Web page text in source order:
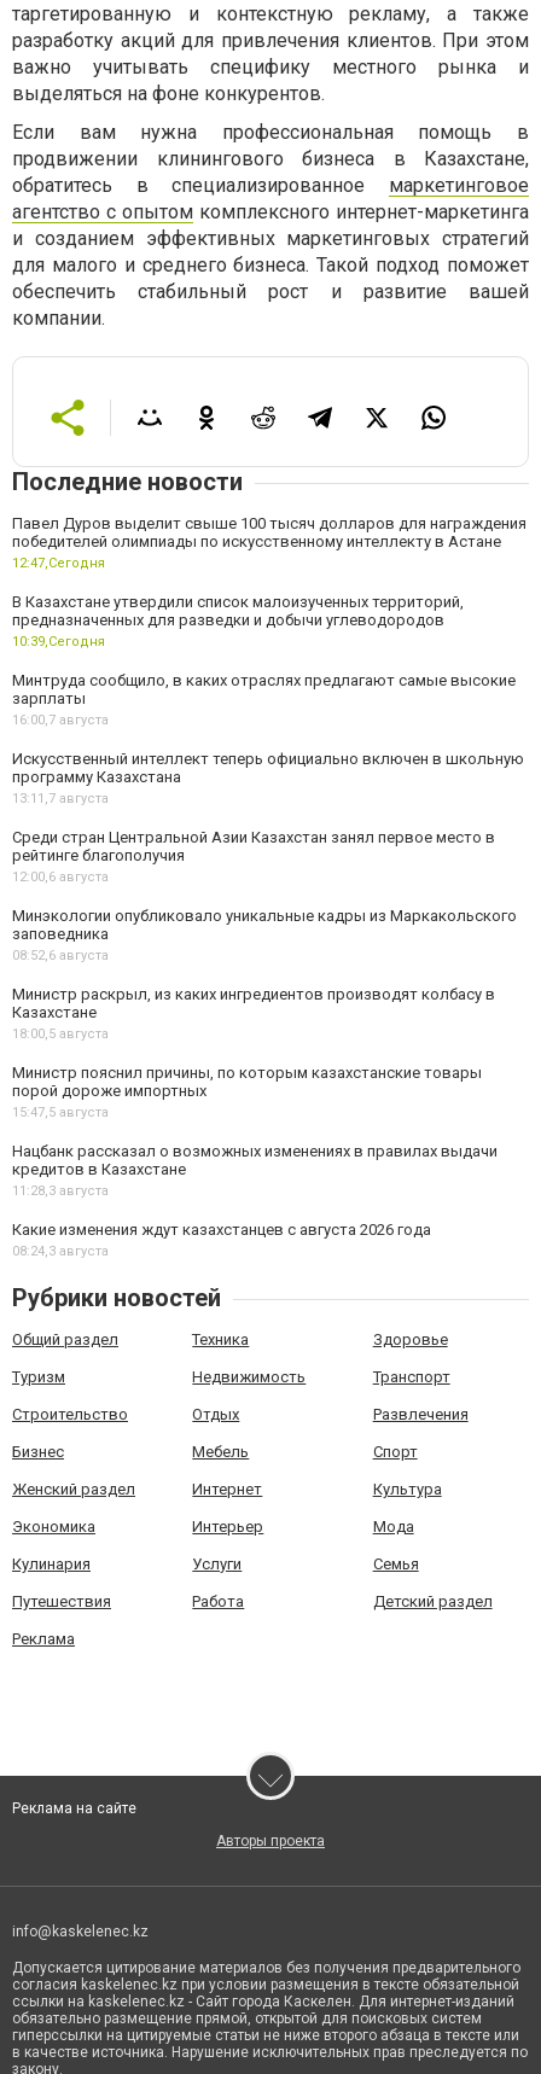
таргетированную и контекстную рекламу, а также
разработку акций для привлечения клиентов. При этом
важно учитывать специфику местного рынка и
выделяться на фоне конкурентов.
Если вам нужна профессиональная помощь в
продвижении клинингового бизнеса в Казахстане,
обратитесь в специализированное маркетинговое
агентство с опытом комплексного интернет-маркетинга
и созданием эффективных маркетинговых стратегий
для малого и среднего бизнеса. Такой подход поможет
обеспечить стабильный рост и развитие вашей
компании.
Последние новости
Павел Дуров выделит свыше 100 тысяч долларов для награждения
победителей олимпиады по искусственному интеллекту в Астане
12:47,Сегодня
В Казахстане утвердили список малоизученных территорий,
предназначенных для разведки и добычи углеводородов
10:39,Сегодня
Минтруда сообщило, в каких отраслях предлагают самые высокие
зарплаты
16:00,7 августа
Искусственный интеллект теперь официально включен в школьную
программу Казахстана
13:11,7 августа
Среди стран Центральной Азии Казахстан занял первое место в
рейтинге благополучия
12:00,6 августа
Минэкологии опубликовало уникальные кадры из Маркакольского
заповедника
08:52,6 августа
Министр раскрыл, из каких ингредиентов производят колбасу в
Казахстане
18:00,5 августа
Министр пояснил причины, по которым казахстанские товары
порой дороже импортных
15:47,5 августа
Нацбанк рассказал о возможных изменениях в правилах выдачи
кредитов в Казахстане
11:28,3 августа
Какие изменения ждут казахстанцев с августа 2026 года
08:24,3 августа
Рубрики новостей
Общий раздел Техника Здоровье
Туризм Недвижимость Транспорт
Строительство Отдых Развлечения
Бизнес Мебель Спорт
Женский раздел Интернет Культура
Экономика Интерьер Мода
Кулинария Услуги Семья
Путешествия Работа Детский раздел
Реклама
Реклама на сайте
Авторы проекта
info@kaskelenec.kz
Допускается цитирование материалов без получения предварительного
согласия kaskelenec.kz при условии размещения в тексте обязательной
ссылки на kaskelenec.kz - Сайт города Каскелен. Для интернет-изданий
обязательно размещение прямой, открытой для поисковых систем
гиперссылки на цитируемые статьи не ниже второго абзаца в тексте или
в качестве источника. Нарушение исключительных прав преследуется по
закону.